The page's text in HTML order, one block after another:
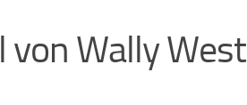
von Wally West